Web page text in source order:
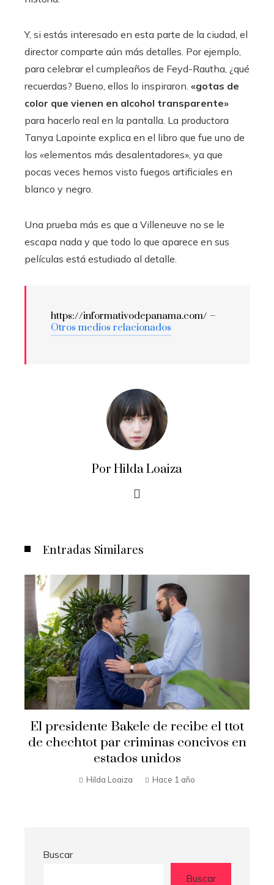
Y, si estás interesado en esta parte de la ciudad, el
director comparte aún más detalles. Por ejemplo,
para celebrar el cumpleaños de Feyd-Rautha, ¿qué
recuerdas? Bueno, ellos lo inspiraron. «gotas de
color que vienen en alcohol transparente»
para hacerlo real en la pantalla. La productora
Tanya Lapointe explica en el libro que fue uno de
los «elementos más desalentadores», ya que
pocas veces hemos visto fuegos artificiales en
blanco y negro.
Una prueba más es que a Villeneuve no se le
escapa nada y que todo lo que aparece en sus
películas está estudiado al detalle.
https://informativodepanama.com/ –
Otros medios relacionados
Por Hilda Loaiza
Entradas Similares
Secretario de Estado Marco Rubio
visita El Salvador
Hilda Loaiza Hace 1 año
Buscar
Buscar